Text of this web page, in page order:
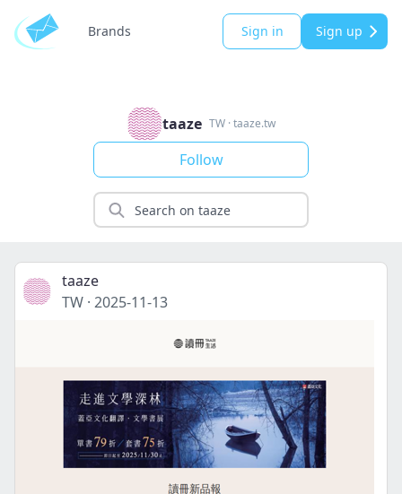
Brands Sign in Sign up
taaze TW ·taaze.tw
Follow
taaze
TW · 2025-11-13